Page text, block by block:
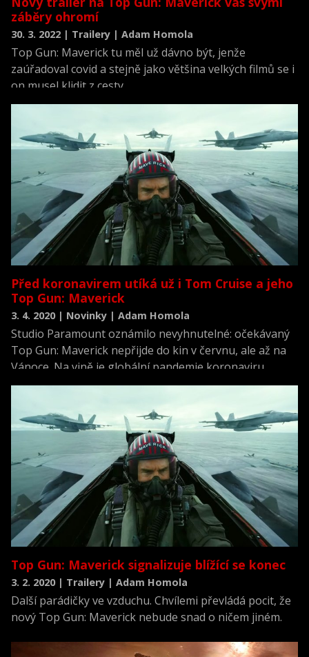
záběry ohromí
30. 3. 2022 | Trailery | Adam Homola
Top Gun: Maverick tu měl už dávno být, jenže
zaúřadoval covid a stejně jako většina velkých filmů se i
on musel klidit z cesty.
Před koronavirem utíká už i Tom Cruise a jeho
Top Gun: Maverick
3. 4. 2020 | Novinky | Adam Homola
Studio Paramount oznámilo nevyhnutelné: očekávaný
Top Gun: Maverick nepřijde do kin v červnu, ale až na
Vánoce. Na vině je globální pandemie koronaviru.
Top Gun: Maverick signalizuje blížící se konec
3. 2. 2020 | Trailery | Adam Homola
Další parádičky ve vzduchu. Chvílemi převládá pocit, že
nový Top Gun: Maverick nebude snad o ničem jiném.